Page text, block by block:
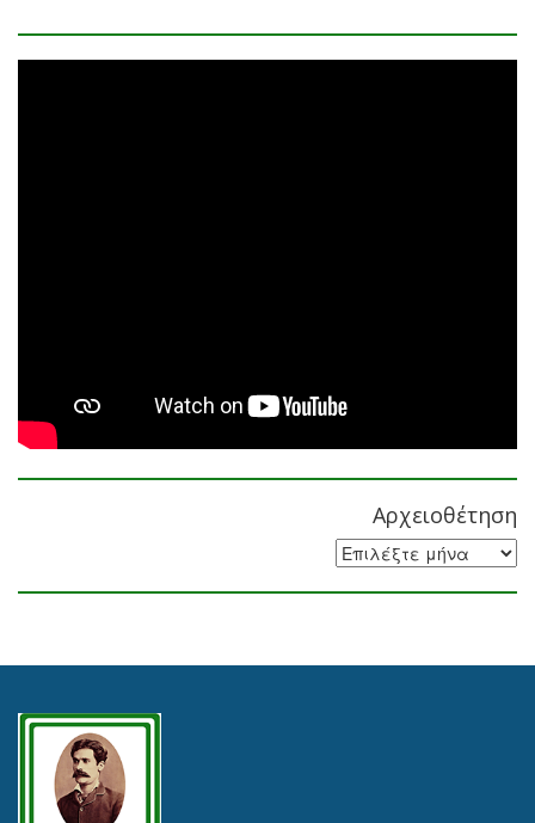
Αρχειοθέτηση
Αρχειοθέτηση